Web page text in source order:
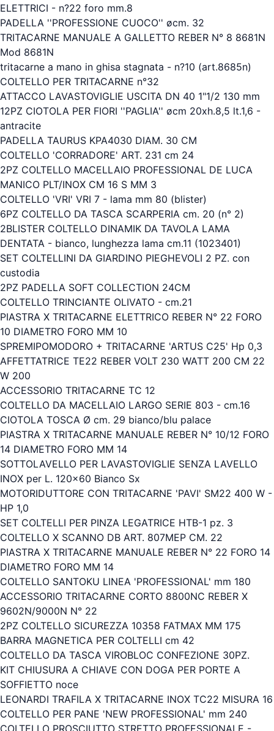
ELETTRICI - n?22 foro mm.8
PADELLA ''PROFESSIONE CUOCO'' øcm. 32
TRITACARNE MANUALE A GALLETTO REBER N° 8 8681N
Mod 8681N
tritacarne a mano in ghisa stagnata - n?10 (art.8685n)
COLTELLO PER TRITACARNE n°32
ATTACCO LAVASTOVIGLIE USCITA DN 40 1"1/2 130 mm
12PZ CIOTOLA PER FIORI ''PAGLIA'' øcm 20xh.8,5 lt.1,6 -
antracite
PADELLA TAURUS KPA4030 DIAM. 30 CM
COLTELLO 'CORRADORE' ART. 231 cm 24
2PZ COLTELLO MACELLAIO PROFESSIONAL DE LUCA
MANICO PLT/INOX CM 16 S MM 3
COLTELLO 'VRI' VRI 7 - lama mm 80 (blister)
6PZ COLTELLO DA TASCA SCARPERIA cm. 20 (n° 2)
2BLISTER COLTELLO DINAMIK DA TAVOLA LAMA
DENTATA - bianco, lunghezza lama cm.11 (1023401)
SET COLTELLINI DA GIARDINO PIEGHEVOLI 2 PZ. con
custodia
2PZ PADELLA SOFT COLLECTION 24CM
COLTELLO TRINCIANTE OLIVATO - cm.21
PIASTRA X TRITACARNE ELETTRICO REBER N° 22 FORO
10 DIAMETRO FORO MM 10
SPREMIPOMODORO + TRITACARNE 'ARTUS C25' Hp 0,3
AFFETTATRICE TE22 REBER VOLT 230 WATT 200 CM 22
W 200
ACCESSORIO TRITACARNE TC 12
COLTELLO DA MACELLAIO LARGO SERIE 803 - cm.16
CIOTOLA TOSCA Ø cm. 29 bianco/blu palace
PIASTRA X TRITACARNE MANUALE REBER N° 10/12 FORO
14 DIAMETRO FORO MM 14
SOTTOLAVELLO PER LAVASTOVIGLIE SENZA LAVELLO
INOX per L. 120x60 Bianco Sx
MOTORIDUTTORE CON TRITACARNE 'PAVI' SM22 400 W -
HP 1,0
SET COLTELLI PER PINZA LEGATRICE HTB-1 pz. 3
COLTELLO X SCANNO DB ART. 807MEP CM. 22
PIASTRA X TRITACARNE MANUALE REBER N° 22 FORO 14
DIAMETRO FORO MM 14
COLTELLO SANTOKU LINEA 'PROFESSIONAL' mm 180
ACCESSORIO TRITACARNE CORTO 8800NC REBER X
9602N/9000N N° 22
2PZ COLTELLO SICUREZZA 10358 FATMAX MM 175
BARRA MAGNETICA PER COLTELLI cm 42
COLTELLO DA TASCA VIROBLOC CONFEZIONE 30PZ.
KIT CHIUSURA A CHIAVE CON DOGA PER PORTE A
SOFFIETTO noce
LEONARDI TRAFILA X TRITACARNE INOX TC22 MISURA 16
COLTELLO PER PANE 'NEW PROFESSIONAL' mm 240
COLTELLO PROSCIUTTO STRETTO PROFESSIONALE -